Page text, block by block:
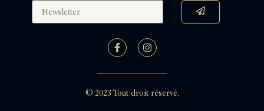
© 2023 Tout droit réservé.